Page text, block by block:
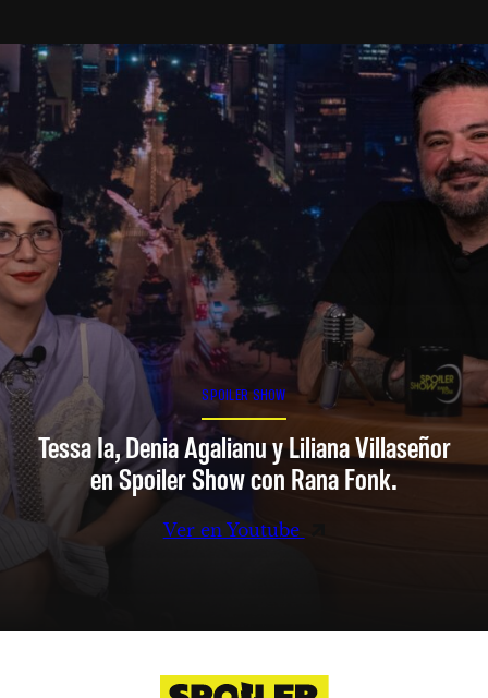
SPOILER SHOW
Tessa Ia, Denia Agalianu y Liliana Villaseñor
en Spoiler Show con Rana Fonk.
Ver en Youtube